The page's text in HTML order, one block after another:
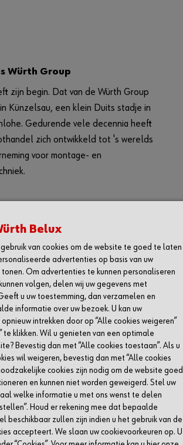
Würth Group
zijn begin. Dat van de Würth Group
Künzelsau, een klein Duits stadje in
Gedurende vele decennia heeft
zich ontwikkeld tot 's werelds
voor montage- en
EN PROFITEER VAN ALLE
VOORDELEN
bestellen
Direct prijzen en voorraad
bekijken
op je eerste bestelling,
Belux
van cookies om de website te goed te laten
advertenties op basis van uw
Om advertenties te kunnen personaliseren
volgen, delen wij uw gegevens met
u uw toestemming, dan verzamelen en
informatie over uw bezoek. U kan uw
intrekken door op “Alle cookies weigeren”
te klikken. Wil u genieten van een optimale
Bevestig dan met “Alle cookies toestaan”. Als u
wil weigeren, bevestig dan met “Alle cookies
cookies zijn nodig om de website goed
en kunnen niet worden geweigerd. Stel uw
welke informatie u met ons wenst te delen
Houd er rekening mee dat bepaalde
beschikbaar zullen zijn indien u het gebruik van de
accepteert. We slaan uw cookievoorkeuren op. U